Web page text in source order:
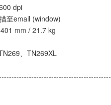
dpi
至email (window)
mm / 21.7 kg
、TN269XL